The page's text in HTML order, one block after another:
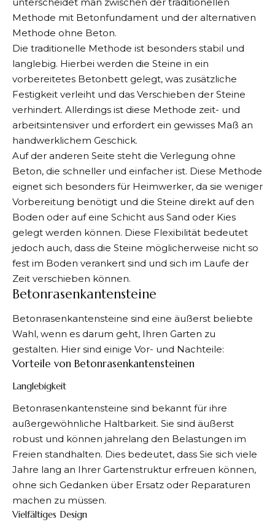
Methode mit Betonfundament und der alternativen
Methode ohne Beton.
Die traditionelle Methode ist besonders stabil und
langlebig. Hierbei werden die Steine in ein
vorbereitetes Betonbett gelegt, was zusätzliche
Festigkeit verleiht und das Verschieben der Steine
verhindert. Allerdings ist diese Methode zeit- und
arbeitsintensiver und erfordert ein gewisses Maß an
handwerklichem Geschick.
Auf der anderen Seite steht die Verlegung ohne
Beton, die schneller und einfacher ist. Diese Methode
eignet sich besonders für Heimwerker, da sie weniger
Vorbereitung benötigt und die Steine direkt auf den
Boden oder auf eine Schicht aus Sand oder Kies
gelegt werden können. Diese Flexibilität bedeutet
jedoch auch, dass die Steine möglicherweise nicht so
fest im Boden verankert sind und sich im Laufe der
Zeit verschieben können.
Betonrasenkantensteine
Betonrasenkantensteine sind eine äußerst beliebte
Wahl, wenn es darum geht, Ihren Garten zu
gestalten. Hier sind einige Vor- und Nachteile:
Vorteile von Betonrasenkantensteinen
Langlebigkeit
Betonrasenkantensteine sind bekannt für ihre
außergewöhnliche Haltbarkeit. Sie sind äußerst
robust und können jahrelang den Belastungen im
Freien standhalten. Dies bedeutet, dass Sie sich viele
Jahre lang an Ihrer Gartenstruktur erfreuen können,
ohne sich Gedanken über Ersatz oder Reparaturen
machen zu müssen.
Vielfältiges Design